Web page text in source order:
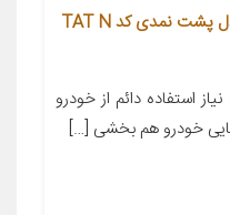
کفپوش سه بعدی خودرو پانیذ مدل پشت نمدی کد TAT N
استفاده دائم از خودرو
خودرو هم بخشی […]